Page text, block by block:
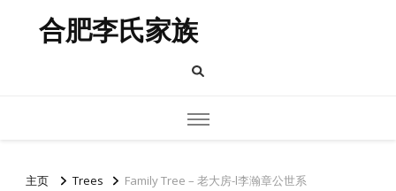
合肥李氏家族
主页 Trees Family Tree – 老大房-l李瀚章公世系